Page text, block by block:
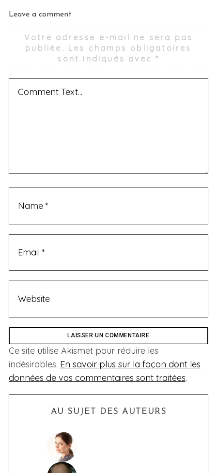
Leave a comment
Votre adresse e-mail ne sera pas
publiée. Les champs obligatoires
sont indiqués avec*
Ce site utilise Akismet pour réduire les
indésirables. En savoir plus sur la façon dont les
données de vos commentaires sont traitées.
AU SUJET DES AUTEURS